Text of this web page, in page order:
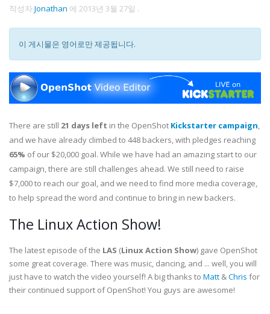
작성자Jonathan 에 2013년 3월 27일 .
이 게시물은 영어로만 제공됩니다.
There are still 21 days left in the OpenShot Kickstarter campaign,
and we have already climbed to 448 backers, with pledges reaching
65% of our $20,000 goal. While we have had an amazing start to our
campaign, there are still challenges ahead. We still need to raise
$7,000 to reach our goal, and we need to find more media coverage,
to help spread the word and continue to bring in new backers.
The Linux Action Show!
The latest episode of the LAS (Linux Action Show) gave OpenShot
some great coverage. There was music, dancing, and ... well, you will
just have to watch the video yourself! A big thanks to Matt &Chris for
their continued support of OpenShot! You guys are awesome!